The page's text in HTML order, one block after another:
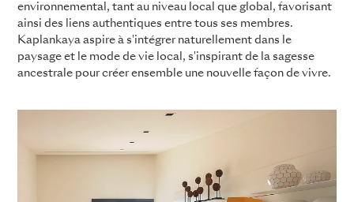
environnemental, tant au niveau local que global, favorisant
ainsi des liens authentiques entre tous ses membres.
Kaplankaya aspire à s'intégrer naturellement dans le
paysage et le mode de vie local, s'inspirant de la sagesse
ancestrale pour créer ensemble une nouvelle façon de vivre.